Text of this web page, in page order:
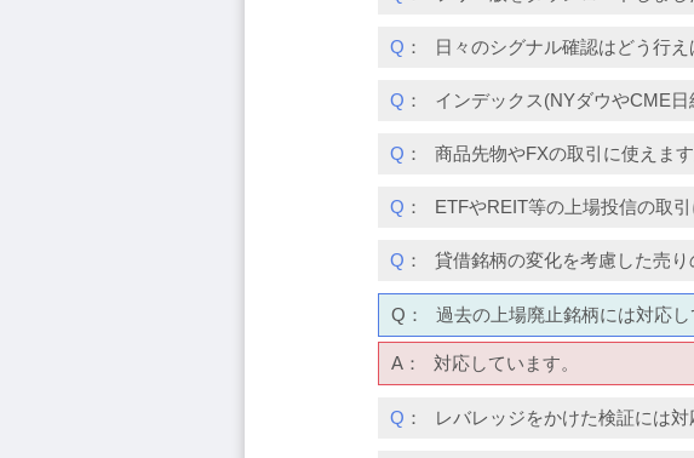
Q ： 日々のシグナル確認はどう行え
Q ： インデックス(NYダウやCME
Q ： 商品先物やFXの取引に使えます
Q ： ETFやREIT等の上場投信の取
Q ： 貸借銘柄の変化を考慮した売り
Q： 過去の上場廃止銘柄には対応し
A： 対応しています。
Q ： レバレッジをかけた検証には対